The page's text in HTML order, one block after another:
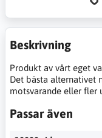
Beskrivning
Produkt av vårt eget
Det bästa alternativet
motsvarande eller fler
Passar även